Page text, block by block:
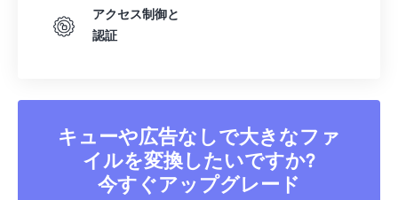
アクセス制御と
認証
キューや広告なしで大きなファ
イルを変換したいですか?
今すぐアップグレード